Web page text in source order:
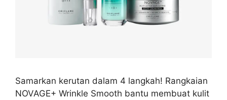
Samarkan kerutan dalam 4 langkah! Rangkaian
NOVAGE+ Wrinkle Smooth bantu membuat kulit